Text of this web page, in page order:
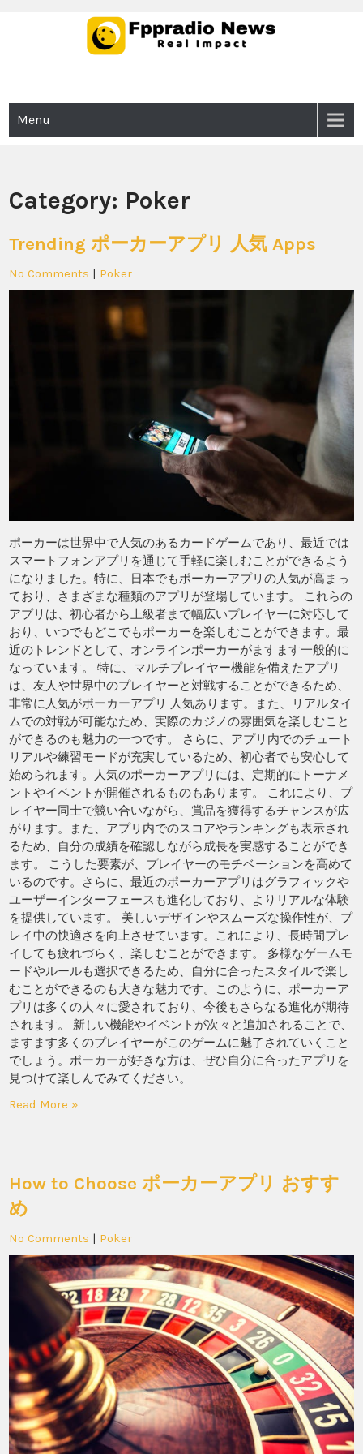
Menu
Category: Poker
Trending ポーカーアプリ 人気 Apps
No Comments | Poker
ポーカーは世界中で人気のあるカードゲームであり、最近では
スマートフォンアプリを通じて手軽に楽しむことができるよう
になりました。特に、日本でもポーカーアプリの人気が高まっ
ており、さまざまな種類のアプリが登場しています。 これらの
アプリは、初心者から上級者まで幅広いプレイヤーに対応して
おり、いつでもどこでもポーカーを楽しむことができます。最
近のトレンドとして、オンラインポーカーがますます一般的に
なっています。 特に、マルチプレイヤー機能を備えたアプリ
は、友人や世界中のプレイヤーと対戦することができるため、
非常に人気がポーカーアプリ 人気あります。また、リアルタイ
ムでの対戦が可能なため、実際のカジノの雰囲気を楽しむこと
ができるのも魅力の一つです。 さらに、アプリ内でのチュート
リアルや練習モードが充実しているため、初心者でも安心して
始められます。人気のポーカーアプリには、定期的にトーナメ
ントやイベントが開催されるものもあります。 これにより、プ
レイヤー同士で競い合いながら、賞品を獲得するチャンスが広
がります。また、アプリ内でのスコアやランキングも表示され
るため、自分の成績を確認しながら成長を実感することができ
ます。 こうした要素が、プレイヤーのモチベーションを高めて
いるのです。さらに、最近のポーカーアプリはグラフィックや
ユーザーインターフェースも進化しており、よりリアルな体験
を提供しています。 美しいデザインやスムーズな操作性が、プ
レイ中の快適さを向上させています。これにより、長時間プレ
イしても疲れづらく、楽しむことができます。 多様なゲームモ
ードやルールも選択できるため、自分に合ったスタイルで楽し
むことができるのも大きな魅力です。このように、ポーカーア
プリは多くの人々に愛されており、今後もさらなる進化が期待
されます。 新しい機能やイベントが次々と追加されることで、
ますます多くのプレイヤーがこのゲームに魅了されていくこと
でしょう。ポーカーが好きな方は、ぜひ自分に合ったアプリを
見つけて楽しんでみてください。
Read More »
How to Choose ポーカーアプリ おすす
め
No Comments | Poker